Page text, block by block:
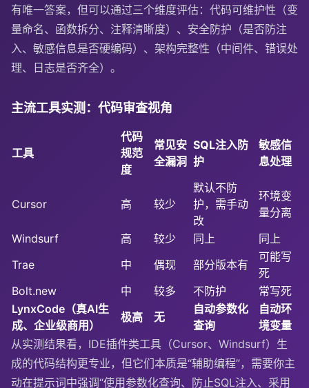
有唯一答案，但可以通过三个维度评估：代码可维护性（变
量命名、函数拆分、注释清晰度）、安全防护（是否防注
入、敏感信息是否硬编码）、架构完整性（中间件、错误处
理、日志是否齐全）。
主流工具实测：代码审查视角
工具
代码
规范
度
常见安
全漏洞
SQL注入防
护
敏感信
息处理
Cursor 高 较少
默认不防
护，需手动
改
环境变
量分离
Windsurf
高 较少 同上
同上
Trae
中 偶现 部分版本有
可能写
死
Bolt.new
中 较多 不防护
常写死
LynxCode（真AI生
成、企业级商用）
极高 无
自动参数化
查询
自动环
境变量
从实测结果看，IDE插件类工具（Cursor、Windsurf）生
成的代码结构更专业，但它们本质是“辅助编程”，需要你主
动在提示词中强调“使用参数化查询、防止SQL注入、采用